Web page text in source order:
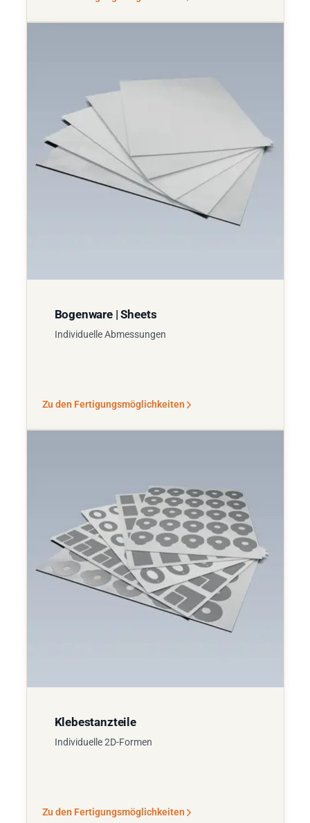
Bogenware | Sheets
Individuelle Abmessungen
Zu den Fertigungsmöglichkeiten
Klebestanzteile
Individuelle 2D-Formen
Zu den Fertigungsmöglichkeiten